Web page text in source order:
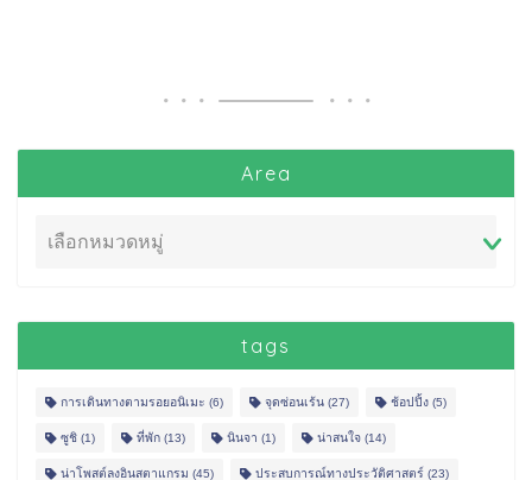
Area
tags
การเดินทางตามรอยอนิเมะ (6) จุดซ่อนเร้น (27) ช้อปปิ้ง (5)
ซูชิ (1) ที่พัก (13) นินจา (1) น่าสนใจ (14)
น่าโพสต์ลงอินสตาแกรม (45) ประสบการณ์ทางประวัติศาสตร์ (23)